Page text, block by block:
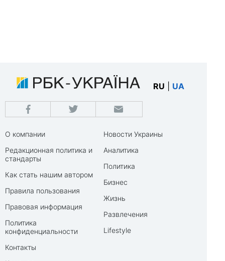
RU UA
О компании
Редакционная политика и
стандарты
Как стать нашим автором
Правила пользования
Правовая информация
Политика
конфиденциальности
Контакты
Новости Украины
Аналитика
Политика
Бизнес
Жизнь
Развлечения
Lifestyle